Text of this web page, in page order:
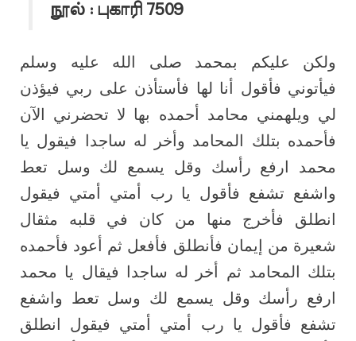
நூல் : புகாரி 7509
ولكن عليكم بمحمد صلى الله عليه وسلم
فيأتوني فأقول أنا لها فأستأذن على ربي فيؤذن
لي ويلهمني محامد أحمده بها لا تحضرني الآن
فأحمده بتلك المحامد وأخر له ساجدا فيقول يا
محمد ارفع رأسك وقل يسمع لك وسل تعط
واشفع تشفع فأقول يا رب أمتي أمتي فيقول
انطلق فأخرج منها من كان في قلبه مثقال
شعيرة من إيمان فأنطلق فأفعل ثم أعود فأحمده
بتلك المحامد ثم أخر له ساجدا فيقال يا محمد
ارفع رأسك وقل يسمع لك وسل تعط واشفع
تشفع فأقول يا رب أمتي أمتي فيقول انطلق